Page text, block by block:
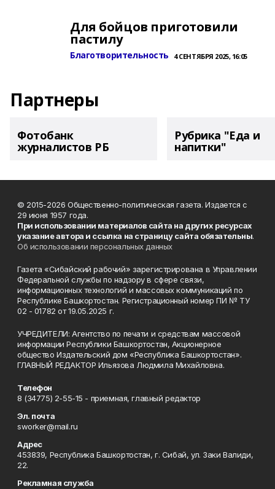
Для бойцов приготовили
пастилу
Благотворительность 4 СЕНТЯБРЯ 2025, 16:05
Партнеры
Фотобанк
журналистов РБ
Рубрика "Еда и
напитки"
© 2015-2026 Общественно-политическая газета. Издается с
29 июня 1957 года.
При использовании материалов сайта на других ресурсах
указание автора и ссылка на страницу сайта обязательны.
Об использовании персональных данных
Газета «Сибайский рабочий» зарегистрирована в Управлении
Федеральной службы по надзору в сфере связи,
информационных технологий и массовых коммуникаций по
Республике Башкортостан. Регистрационный номер ПИ № ТУ
02 - 01782 от 19.05.2025 г.
УЧРЕДИТЕЛИ: Агентство по печати и средствам массовой
информации Республики Башкортостан, Акционерное
общество Издательский дом «Республика Башкортостан».
ГЛАВНЫЙ РЕДАКТОР Ильязова Людмила Михайловна.
Телефон
8 (34775) 2-55-15 - приемная, главный редактор
Эл. почта
sworker@mail.ru
Адрес
453839, Республика Башкортостан, г. Сибай, ул. Заки Валиди,
22.
Рекламная служба